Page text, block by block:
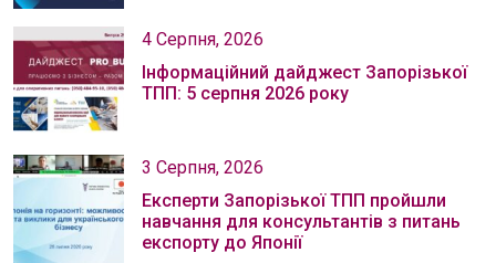
4 Серпня, 2026
Інформаційний дайджест Запорізької
ТПП: 5 серпня 2026 року
3 Серпня, 2026
Експерти Запорізької ТПП пройшли
навчання для консультантів з питань
експорту до Японії